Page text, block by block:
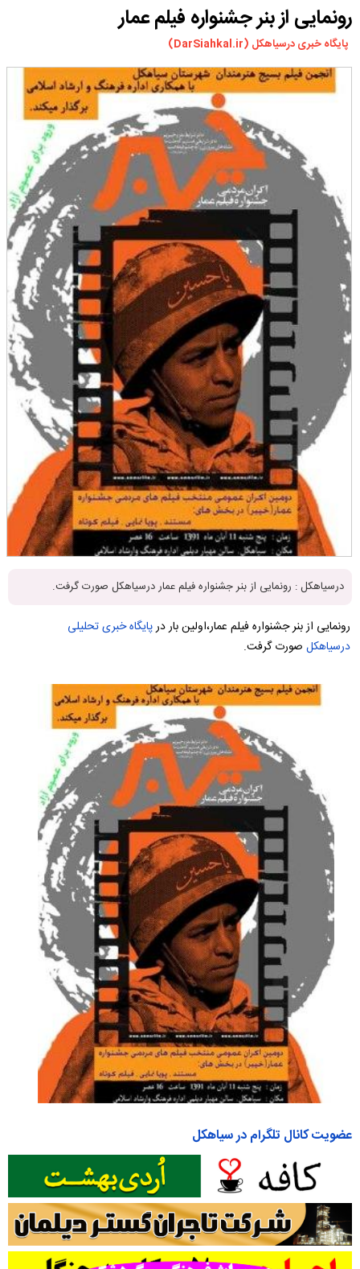
ورزشی
سیاسی
چندرسانه ای
مسیر گردشگری دیلمان
درباره ما
رونمایی از بنر جشنواره فیلم عمار
پایگاه خبری درسیاهکل (DarSiahkal.ir)
درسیاهکل : رونمایی از بنر جشنواره فیلم عمار درسیاهکل صورت گرفت.
رونمایی از بنر جشنواره فیلم عمار،اولین بار درپایگاه خبری تحلیلی
درسیاهکل صورت گرفت.
عضویت کانال تلگرام در سیاهکل